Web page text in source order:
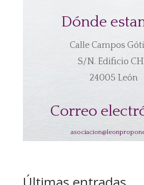
Dónde
Calle Campos
S/N. Edificio
24005 León
Correo